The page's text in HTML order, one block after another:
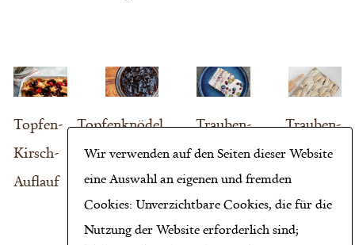
Topfen-
Kirsch-
Auflauf
Topfenknödel
mit
Zwetschkenröster
Trauben-
Joghurt-
Kuchen
Trauben-
Nuss-
Tascherln
Wir verwenden auf den Seiten dieser Website
eine Auswahl an eigenen und fremden
Cookies: Unverzichtbare Cookies, die für die
Nutzung der Website erforderlich sind;